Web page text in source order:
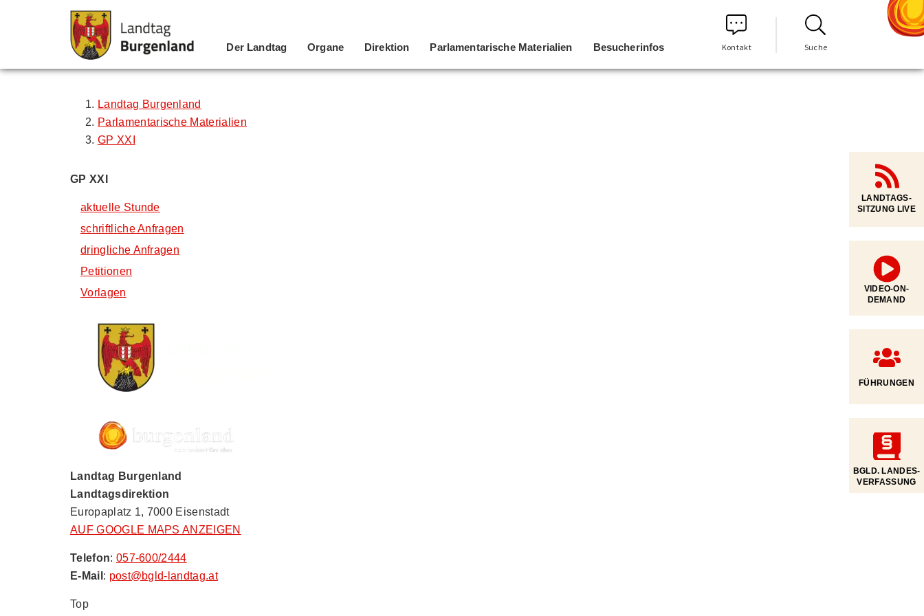
Zum Inhalt
Zum Menü
Zur Suche
Der Landtag Organe Direktion Parlamentarische Materialien Besucherinfos Kontakt Suche
Landtag Burgenland
Parlamentarische Materialien
GP XXI
GP XXI
aktuelle Stunde
schriftliche Anfragen
dringliche Anfragen
Petitionen
Vorlagen
Landtag Burgenland
Landtagsdirektion
Europaplatz 1, 7000 Eisenstadt
AUF GOOGLE MAPS ANZEIGEN
Telefon: 057-600/2444
E-Mail : post@bgld-landtag.at
Top
LANDTAGS-
SITZUNG LIVE
VIDEO-ON-
DEMAND
FÜHRUNGEN
BGLD. LANDES­
VERFASSUNG